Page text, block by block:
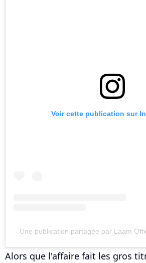
Voir cette publication sur
Une publication partagée par Laam
Alors que l'affaire fait les gros